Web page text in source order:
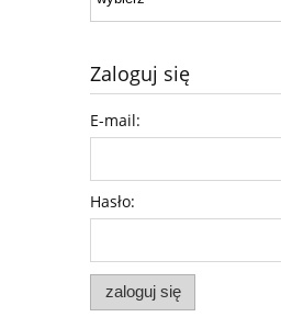
Zaloguj się
E-mail:
Hasło:
zaloguj się